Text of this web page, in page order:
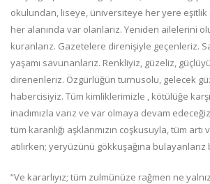
okulundan, liseye, üniversiteye her yere eşitlik
her alanında var olanlarız. Yeniden ailelerini
kuranlarız. Gazetelere direnişiyle geçenleriz.
yaşamı savunanlarız. Renkliyiz, güzeliz,
direnenleriz. Özgürlüğün turnusolu, gelecek
habercisiyiz. Tüm kimliklerimizle , kötülüğe
inadımızla varız ve var olmaya devam
tüm karanlığı aşklarımızın coşkusuyla, tüm artı
atılırken; yeryüzünü gökkuşağına bulayanlarız
“Ve kararlıyız; tüm zulmünüze rağmen ne